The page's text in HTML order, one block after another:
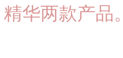
精华两款产品。